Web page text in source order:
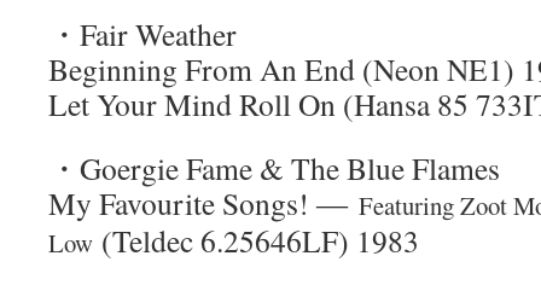
・Fair Weather
Beginning From An End (Neon NE1)
Let Your Mind Roll On (Hansa 85
・Goergie Fame & The Blue Flames
My Favourite Songs! ― FeaturingZoot
Low (Teldec 6.25646LF) 1983